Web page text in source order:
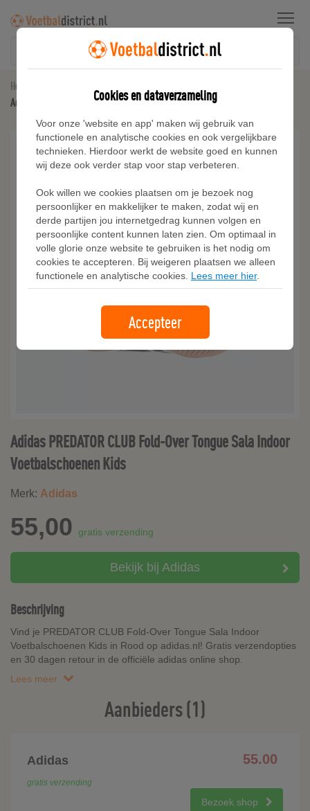
Menu
Home
Adidas PREDATOR CLUB Fold-Over Tongue Sala Indoor Voetbalschoenen Kids
Adidas PREDATOR CLUB Fold-Over Tongue Sala Indoor
Voetbalschoenen Kids
Merk: Adidas
55,00 gratis verzending
Bekijk bij Adidas
Beschrijving
Vind je PREDATOR CLUB Fold-Over Tongue Sala Indoor
Voetbalschoenen Kids in Rood op adidas.nl! Gratis verzendopties
en 30 dagen retour in de officiële adidas online shop.
Lees meer
Aanbieders (1)
Adidas 55.00
gratis verzending
Bezoek shop
Cookies en dataverzameling
Voor onze 'website en app' maken wij gebruik van
functionele en analytische cookies en ook vergelijkbare
technieken. Hierdoor werkt de website goed en kunnen
wij deze ook verder stap voor stap verbeteren.
Ook willen we cookies plaatsen om je bezoek nog
persoonlijker en makkelijker te maken, zodat wij en
derde partijen jou internetgedrag kunnen volgen en
persoonlijke content kunnen laten zien. Om optimaal in
volle glorie onze website te gebruiken is het nodig om
cookies te accepteren. Bij weigeren plaatsen we alleen
functionele en analytische cookies. Lees meer hier.
Accepteer